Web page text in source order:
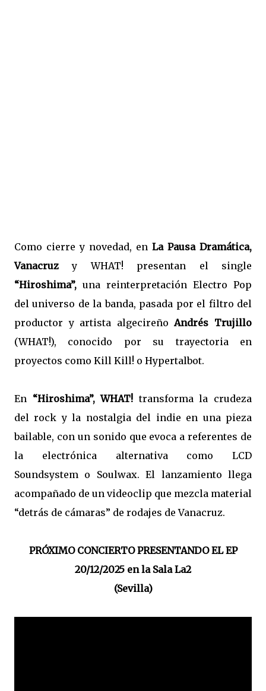
Como cierre y novedad, en La Pausa Dramática,
Vanacruz y WHAT! presentan el single
“Hiroshima”, una reinterpretación Electro Pop
del universo de la banda, pasada por el filtro del
productor y artista algecireñoAndrés Trujillo
(WHAT!), conocido por su trayectoria en
proyectos como Kill Kill! o Hypertalbot.
En “Hiroshima”, WHAT! transforma la crudeza
del rock y la nostalgia del indie en una pieza
bailable, con un sonido que evoca a referentes de
la electrónica alternativa como LCD
Soundsystem o Soulwax. El lanzamiento llega
acompañado de un videoclip que mezcla material
“detrás de cámaras” de rodajes de Vanacruz.
PRÓXIMO CONCIERTO PRESENTANDO EL EP
20/12/2025 en la Sala La2
(Sevilla)